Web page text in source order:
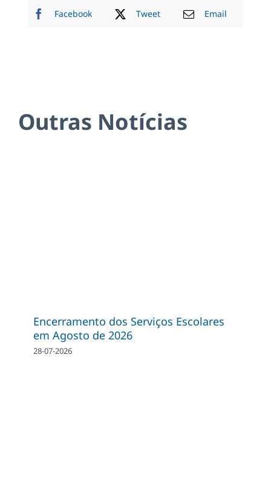
Facebook Tweet Email
Outras Notícias
Encerramento dos Serviços Escolares
em Agosto de 2026
28-07-2026